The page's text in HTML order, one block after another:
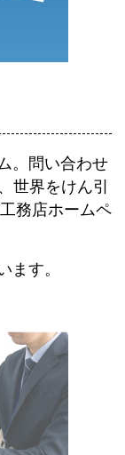
。 問い合わせ
世界をけん引
務店ホームペ
ます。